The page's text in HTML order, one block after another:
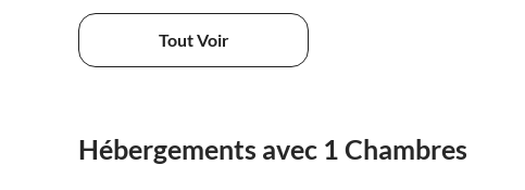
Tout Voir
Hébergements avec 1 Chambres